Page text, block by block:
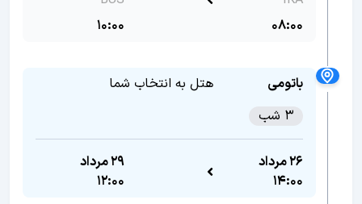
08:00
10:00
باتومی
هتل به انتخاب شما
3 شب
26 مرداد
14:00
29 مرداد
12:00